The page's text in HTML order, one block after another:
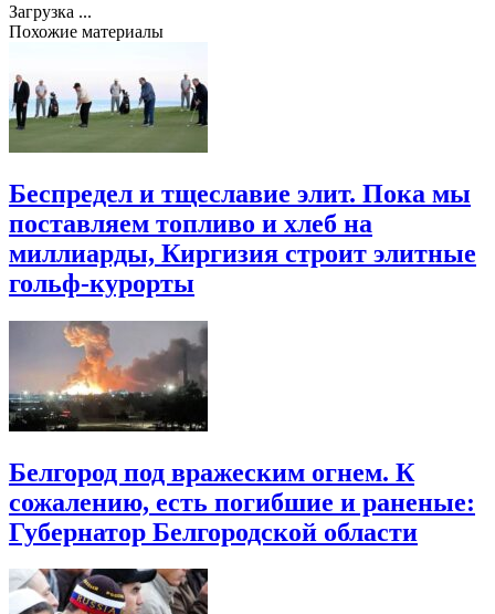
Загрузка ...
Похожие материалы
Беспредел и тщеславие элит. Пока мы
поставляем топливо и хлеб на
миллиарды, Киргизия строит элитные
гольф-курорты
Белгород под вражеским огнем. К
сожалению, есть погибшие и раненые:
Губернатор Белгородской области